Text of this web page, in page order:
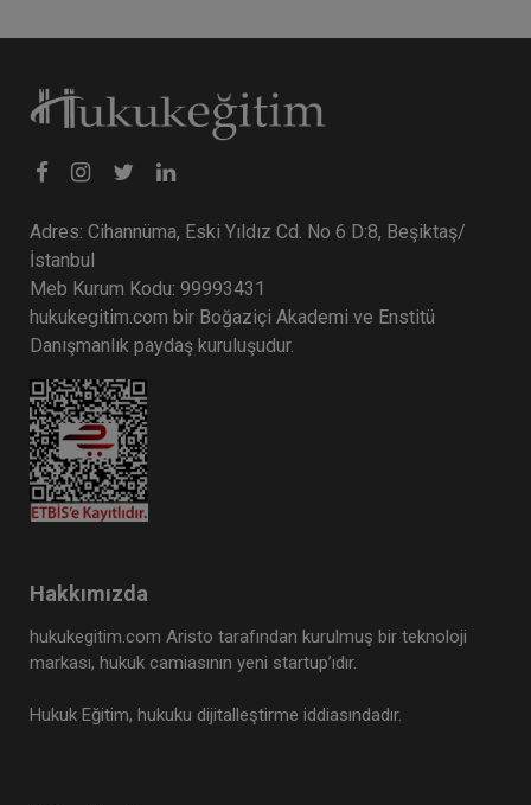
Adres: Cihannüma, Eski Yıldız Cd. No 6 D:8, Beşiktaş/
İstanbul
Meb Kurum Kodu: 99993431
hukukegitim.com bir Boğaziçi Akademi ve Enstitü
Danışmanlık paydaş kuruluşudur.
Hakkımızda
hukukegitim.com Aristo tarafından kurulmuş bir teknoloji
markası, hukuk camiasının yeni startup’ıdır.
Hukuk Eğitim, hukuku dijitalleştirme iddiasındadır.